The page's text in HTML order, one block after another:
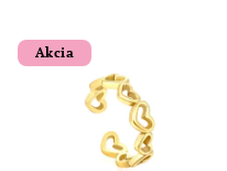
Akcia